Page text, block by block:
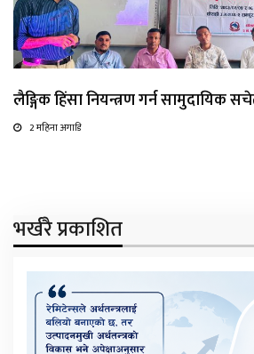
लैङ्गिक हिंसा नियन्त्रण गर्न सामुदायिक
2 महिना अगाडि
भर्खरै प्रकाशित